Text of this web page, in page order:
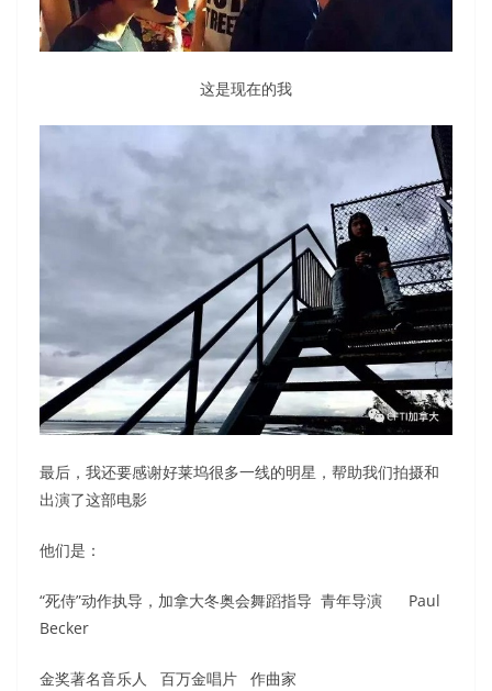
这是现在的我
最后，我还要感谢好莱坞很多一线的明星，帮助我们拍摄和
出演了这部电影
他们是：
“死侍”动作执导，加拿大冬奥会舞蹈指导 青年导演 Paul
Becker
金奖著名音乐人 百万金唱片 作曲家